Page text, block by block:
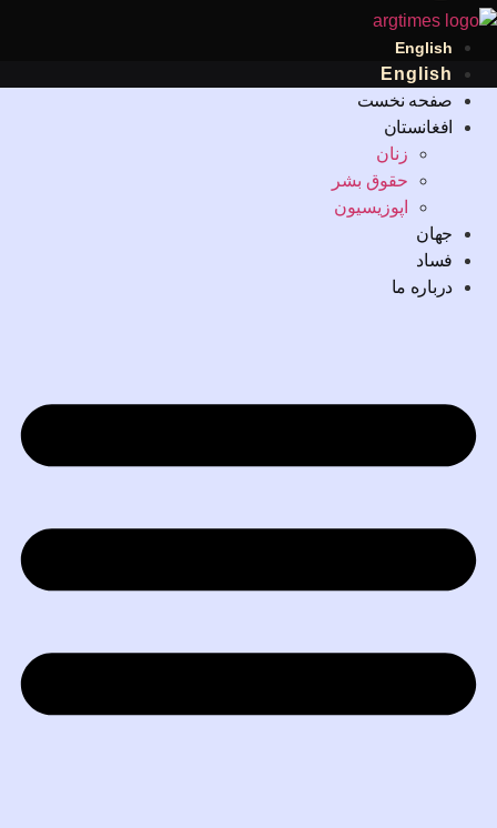
English
English
صفحه نخست
افغانستان
زنان
حقوق بشر
اپوزیسیون
جهان
فساد
درباره ما